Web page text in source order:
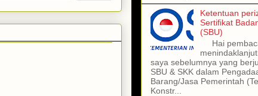
Ketentuan
Sertifikat
(SBU)
Hai
saya sebelumnya yang
SBU & SKK dalam
Barang/Jasa Pemerintah
Konstr...